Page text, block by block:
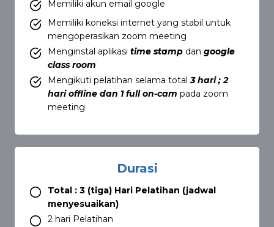
Memiliki akun email google
Memiliki koneksi internet yang stabil untuk
mengoperasikan zoom meeting
Menginstal aplikasi time stamp dan google
class room
Mengikuti pelatihan selama total3 hari ; 2
hari offline dan 1 full on-cam pada zoom
meeting
Durasi
Total : 3 (tiga) Hari Pelatihan (jadwal
menyesuaikan)
2 hari Pelatihan